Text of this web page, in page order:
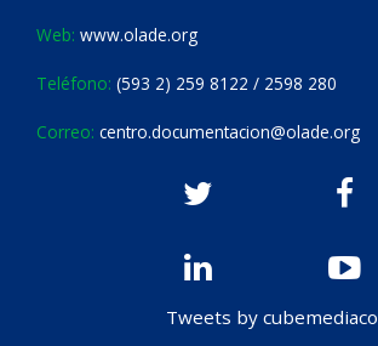
Web: www.olade.org
Teléfono: (593 2) 259 8122 / 2598 280
Correo: centro.documentacion@olade.org
Tweets by cubemediaco